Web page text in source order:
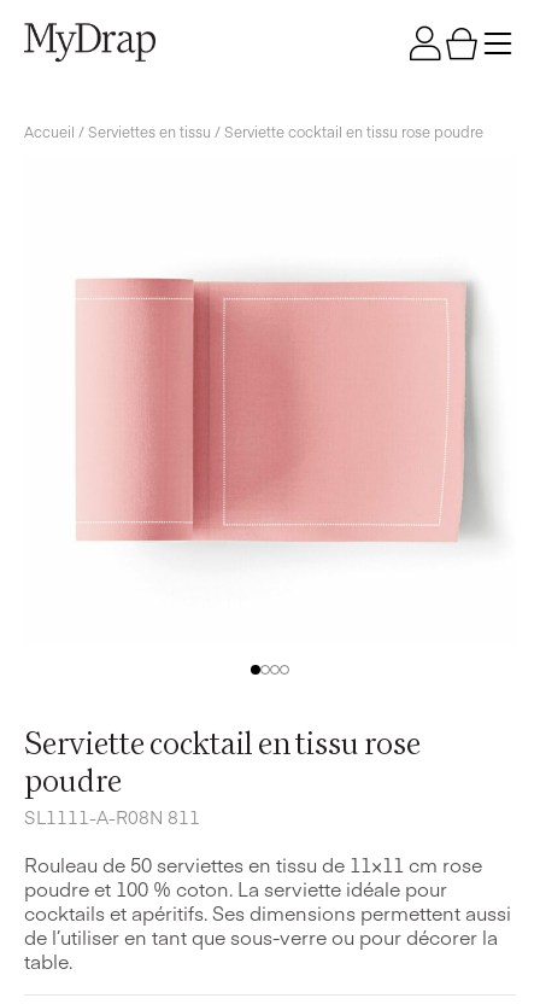
Accueil /Serviettes en tissu / Serviette cocktail en tissu rose poudre
Serviette cocktail en tissu rose
poudre
SL1111-A-R08N 811
Rouleau de 50 serviettes en tissu de 11×11 cm rose
poudre et 100 % coton. La serviette idéale pour
cocktails et apéritifs. Ses dimensions permettent aussi
de l’utiliser en tant que sous-verre ou pour décorer la
table.